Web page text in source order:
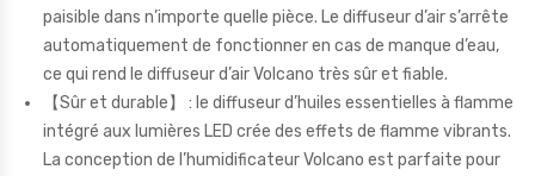
paisible dans n’importe quelle pièce. Le diffuseur d’air s’arrête
automatiquement de fonctionner en cas de manque d’eau,
ce qui rend le diffuseur d’air Volcano très sûr et fiable.
【Sûr et durable】 : le diffuseur d’huiles essentielles à flamme
intégré aux lumières LED crée des effets de flamme vibrants.
La conception de l’humidificateur Volcano est parfaite pour